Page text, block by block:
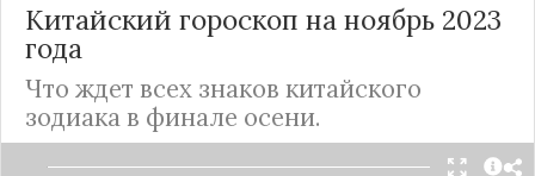
Китайский гороскоп на ноябрь 2023
года
Что ждет всех знаков китайского
зодиака в финале осени.